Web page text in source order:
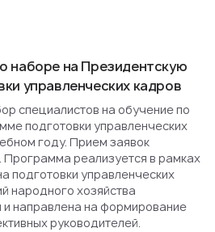
наборе на Президентскую
управленческих кадров
специалистов на обучение по
подготовки управленческих
году. Прием заявок
Программа реализуется в рамках
подготовки управленческих
народного хозяйства
направлена на формирование
руководителей.